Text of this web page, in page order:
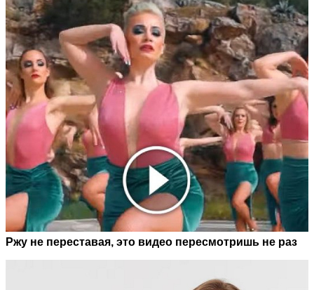
Ржу не переставая, это видео пересмотришь не раз